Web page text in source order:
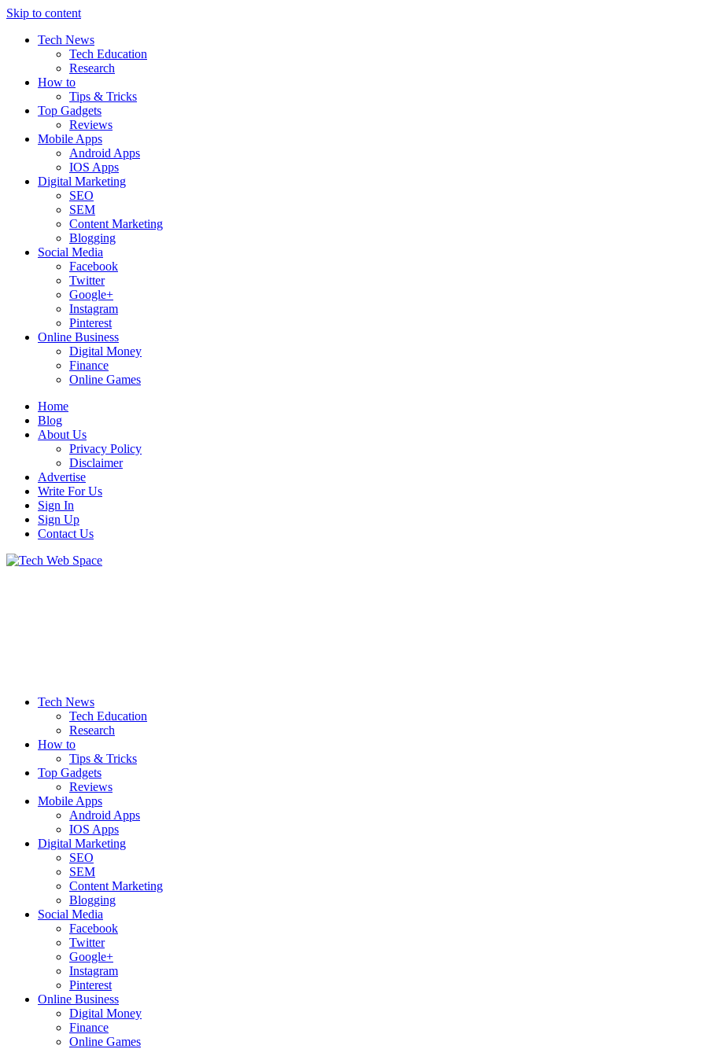
Skip to content
Tech News
Tech Education
Research
How to
Tips & Tricks
Top Gadgets
Reviews
Mobile Apps
Android Apps
IOS Apps
Digital Marketing
SEO
SEM
Content Marketing
Blogging
Social Media
Facebook
Twitter
Google+
Instagram
Pinterest
Online Business
Digital Money
Finance
Online Games
Home
Blog
About Us
Privacy Policy
Disclaimer
Advertise
Write For Us
Sign In
Sign Up
Contact Us
Tech News
Tech Education
Research
How to
Tips & Tricks
Top Gadgets
Reviews
Mobile Apps
Android Apps
IOS Apps
Digital Marketing
SEO
SEM
Content Marketing
Blogging
Social Media
Facebook
Twitter
Google+
Instagram
Pinterest
Online Business
Digital Money
Finance
Online Games